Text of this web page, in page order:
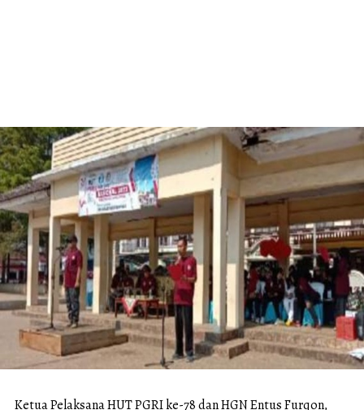
Ketua Pelaksana HUT PGRI ke-78 dan HGN Entus Furqon,